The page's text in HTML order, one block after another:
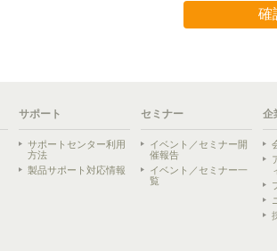
サポート
サポートセンター利用
方法
製品サポート対応情報
セミナー
イベント／セミナー開
催報告
イベント／セミナー一
覧
企